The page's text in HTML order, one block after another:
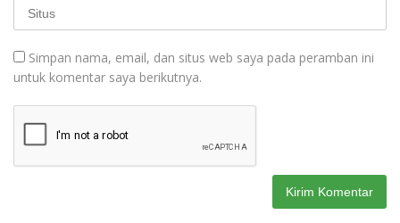
Simpan nama, email, dan situs web saya pada peramban ini
untuk komentar saya berikutnya.